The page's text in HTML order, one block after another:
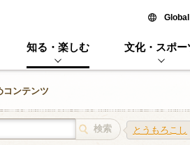
Global
知る・楽しむ 文化・スポー
コンテンツ
とうもろこし